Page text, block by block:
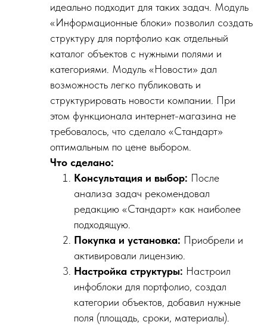
идеально подходит для таких задач. Модуль
«Информационные блоки» позволил создать
структуру для портфолио как отдельный
каталог объектов с нужными полями и
категориями. Модуль «Новости» дал
возможность легко публиковать и
структурировать новости компании. При
этом функционала интернет-магазина не
требовалось, что сделало «Стандарт»
оптимальным по цене выбором.
Что сделано:
Консультация и выбор: После
анализа задач рекомендовал
редакцию «Стандарт» как наиболее
подходящую.
Покупка и установка: Приобрели и
активировали лицензию.
Настройка структуры: Настроил
инфоблоки для портфолио, создал
категории объектов, добавил нужные
поля (площадь, сроки, материалы).